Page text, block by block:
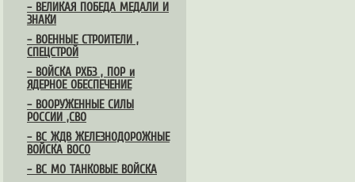
– ВЕЛИКАЯ ПОБЕДА МЕДАЛИ И
ЗНАКИ
– ВОЕННЫЕ СТРОИТЕЛИ ,
СПЕЦСТРОЙ
– ВОЙСКА РХБЗ , ПОР и
ЯДЕРНОЕ ОБЕСПЕЧЕНИЕ
– ВООРУЖЕННЫЕ СИЛЫ
РОССИИ ,СВО
– ВС ЖДВ ЖЕЛЕЗНОДОРОЖНЫЕ
ВОЙСКА ВОСО
– ВС МО ТАНКОВЫЕ ВОЙСКА